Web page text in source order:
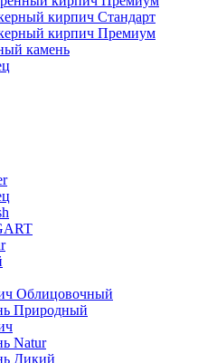
кирпич Стандарт
кирпич Премиум
камень
Облицовочный
Природный
Natur
Дикий